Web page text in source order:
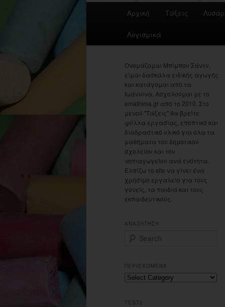
Αρχική Τάξεις
Λογισμικά
Ονομάζομαι Μπίμπου Σάντυ,
είμαι δασκάλα ειδικής αγωγής
και κατάγομαι από τα
Ιωάννινα. Ασχολούμαι με το
emathima.gr από το 2010. Στο
μενού "Τάξεις" θα βρείτε
φύλλα εργασίας, εποπτικό και
διαδραστικό υλικό για όλα τα
μαθήματα του δημοτικού
σχολείου και του
νηπιαγωγείου ανά ενότητα.
Ελπίζω το site να γίνει ένα
χρήσιμο εργαλείο για τους
γονείς, τα παιδιά και τους
εκπαιδευτικούς.
ΑΝΑΖΗΤΗΣΗ
r
c
h
ΠΕΡΙΕΧΟΜΕΝΑ
Περιεχομενα
TEST2